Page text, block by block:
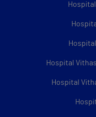
Hospital
Hospital